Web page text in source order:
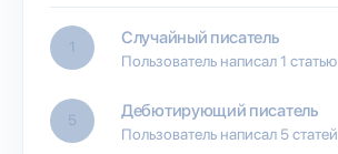
1 Случайный писатель
Пользователь написал 1 статью
5 Дебютирующий писатель
Пользователь написал 5 статей